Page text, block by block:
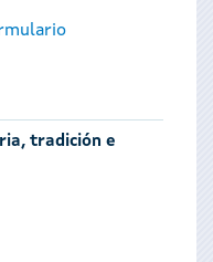
tradición e